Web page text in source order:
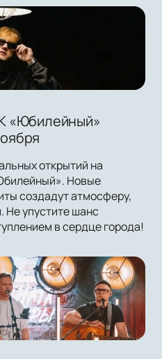
«Юбилейный»
открытий на
Новые
создадут атмосферу,
Не упустите шанс
в сердце города!